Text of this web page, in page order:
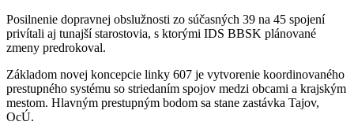
Posilnenie dopravnej obslužnosti zo súčasných 39 na 45 spojení
privítali aj tunajší starostovia, s ktorými IDS BBSK plánované
zmeny predrokoval.
Základom novej koncepcie linky 607 je vytvorenie koordinovaného
prestupného systému so striedaním spojov medzi obcami a krajským
mestom. Hlavným prestupným bodom sa stane zastávka Tajov,
OcÚ.